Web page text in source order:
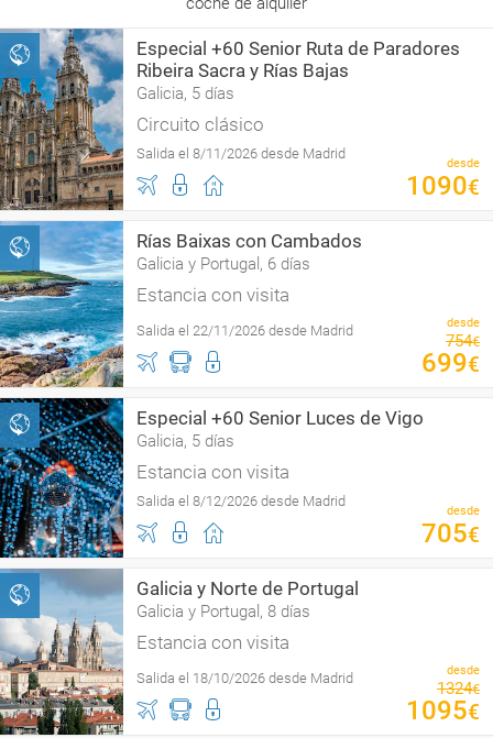
Especial +60 Senior Ruta de Paradores
Ribeira Sacra y Rías Bajas
Galicia, 5 días
Circuito clásico
Salida el 8/11/2026 desde Madrid
desde
1090€
Rías Baixas con Cambados
Galicia y Portugal, 6 días
Estancia con visita
Salida el 22/11/2026 desde Madrid desde
754€
699€
Especial +60 Senior Luces de Vigo
Galicia, 5 días
Estancia con visita
Salida el 8/12/2026 desde Madrid
desde
705€
Galicia y Norte de Portugal
Galicia y Portugal, 8 días
Estancia con visita
Salida el 18/10/2026 desde Madrid desde
1324€
1095€